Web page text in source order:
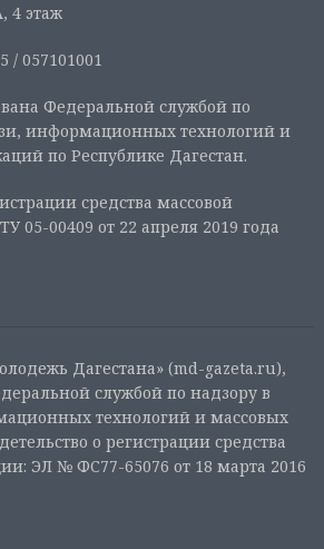
4 этаж
/ 057101001
Федеральной службой по
информационных технологий и
по Республике Дагестан.
средства массовой
00409 от 22 апреля 2019 года
Дагестана» (md-gazeta.ru),
службой по надзору в
технологий и массовых
о регистрации средства
ЭЛ № ФС77-65076 от 18 марта 2016